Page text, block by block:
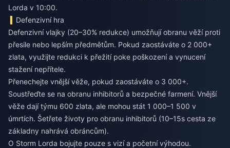
Lorda v 10:00.
Defenzivní hra
Defenzivní vlajky (20–30% redukce) umožňují obranu věží proti
přesile nebo lepším předmětům. Pokud zaostáváte o 2 000+
zlata, využijte redukci k přežití poke poškození a vynucení
stažení nepřítele.
Přenechejte vnější věže, pokud zaostáváte o 3 000+.
Soustřeďte se na obranu inhibitorů a bezpečné farmení. Vnější
věže dají týmu 600 zlata, ale mohou stát 1 000–1 500 v
úmrtích. Šetřete životy pro obranu inhibitorů (10–15s cesta ze
základny nahrává obráncům).
O Storm Lorda bojujte pouze s vizí a početní výhodou.